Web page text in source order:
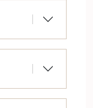
ප්‍රධාන